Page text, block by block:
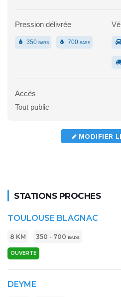
Pression délivrée
350 BARS 700 BARS
Accès
Tout public
MODIFIER
STATIONS PROCHES
TOULOUSE BLAGNAC
8 KM 350 - 700 BARS
OUVERTE
DEYME